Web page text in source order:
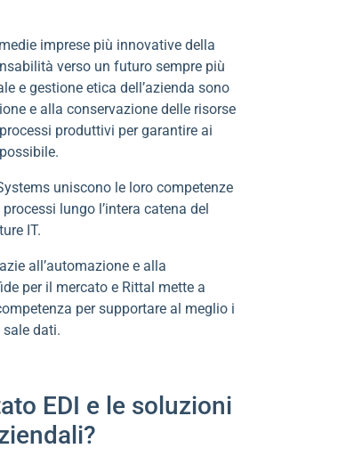
imprese più innovative della
verso un futuro sempre più
e gestione etica dell’azienda sono
e alla conservazione delle risorse
produttivi per garantire ai
uniscono le loro competenze
lungo l’intera catena del
IT.
all’automazione e alla
per il mercato e Rittal mette a
per supportare al meglio i
dati.
EDI e le soluzioni